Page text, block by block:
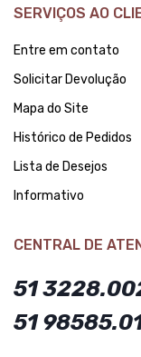
SERVIÇOS AO
Entre em contato
Solicitar Devolução
Mapa do Site
Histórico de Pedidos
Lista de Desejos
Informativo
CENTRAL DE
51
51